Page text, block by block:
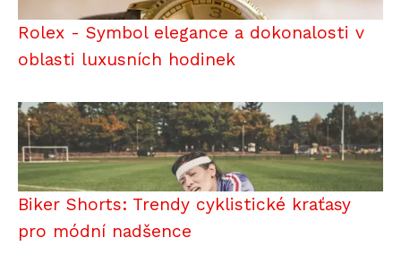
Rolex - Symbol elegance a dokonalosti v
oblasti luxusních hodinek
Biker Shorts: Trendy cyklistické kraťasy
pro módní nadšence